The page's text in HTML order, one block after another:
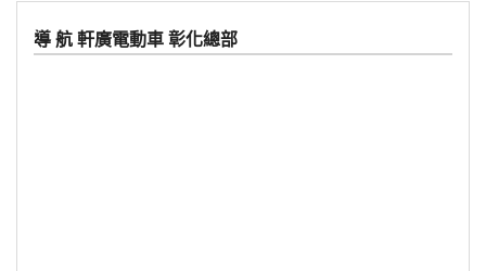
導 航 軒廣電動車 彰化總部